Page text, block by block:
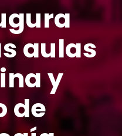
aulas
y
de